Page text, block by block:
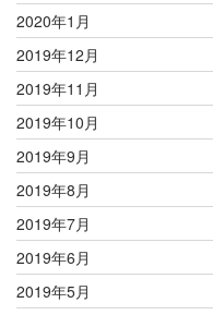
2020年1月
2019年12月
2019年11月
2019年10月
2019年9月
2019年8月
2019年7月
2019年6月
2019年5月